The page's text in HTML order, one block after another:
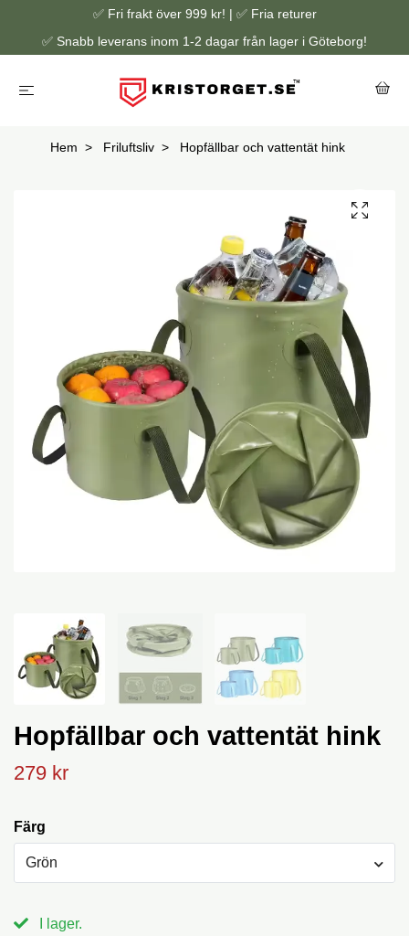
✅ Fri frakt över 999 kr! | ✅ Fria returer
✅ Snabb leverans inom 1-2 dagar från lager i Göteborg!
Hem Friluftsliv Hopfällbar och vattentät hink
Hopfällbar och vattentät hink
279 kr
Färg
Grön
I lager.